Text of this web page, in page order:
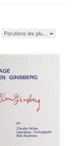
Parutions les plu…